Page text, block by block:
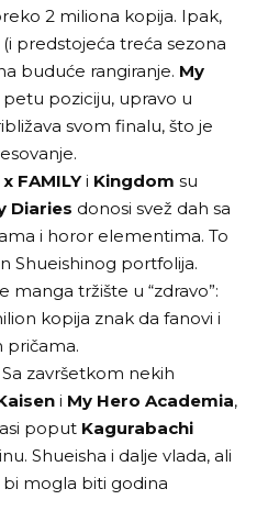
2 miliona kopija. Ipak,
predstojeća treća sezona
buduće rangiranje. My
petu poziciju, upravo u
svom finalu, što je
x FAMILYi Kingdom su
Diaries donosi svež dah sa
i horor elementima. To
Shueishinog portfolija.
manga tržište u “zdravo”:
kopija znak da fanovi i
pričama.
Sa završetkom nekih
i My Hero Academia,
poput Kagurabachi
Shueisha i dalje vlada, ali
mogla biti godina